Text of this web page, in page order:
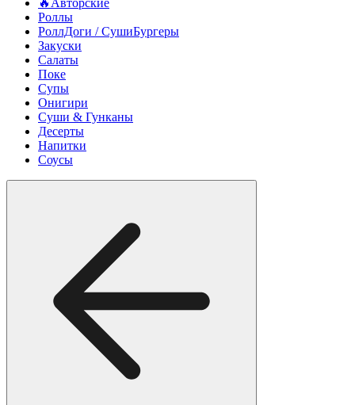
🔥Авторские
Роллы
РоллДоги / СушиБургеры
Закуски
Салаты
Поке
Супы
Онигири
Суши & Гунканы
Десерты
Напитки
Соусы